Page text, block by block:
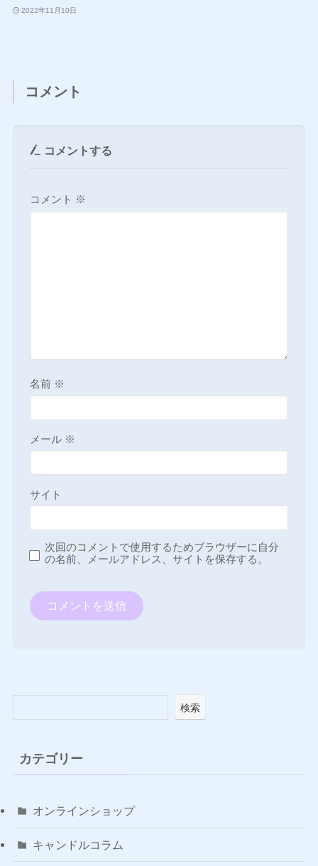
2022年11月10日
コメント
コメントする
コメント ※
名前 ※
メール ※
サイト
次回のコメントで使用するためブラウザーに自分
の名前、メールアドレス、サイトを保存する。
検索
カテゴリー
オンラインショップ
キャンドルコラム